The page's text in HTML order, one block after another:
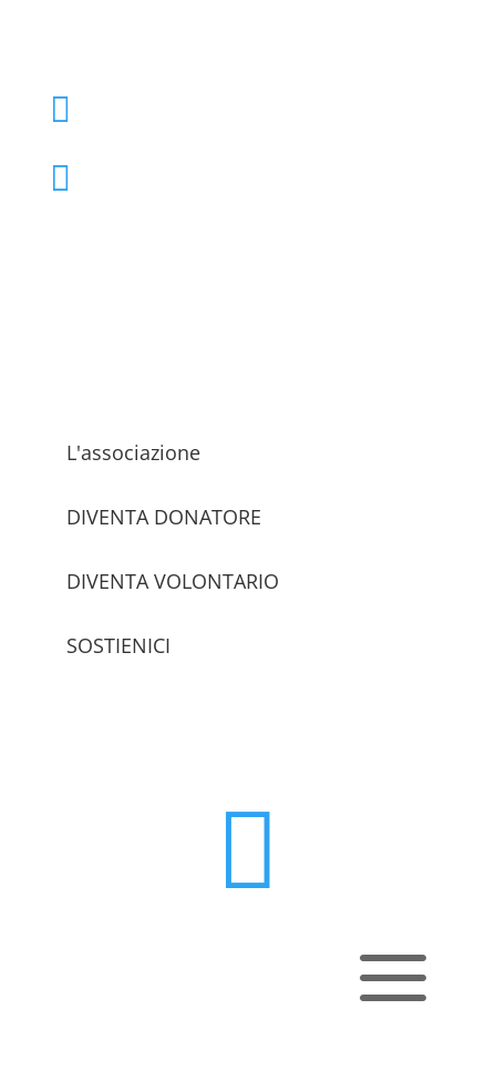


L'associazione
DIVENTA DONATORE
DIVENTA VOLONTARIO
SOSTIENICI

a